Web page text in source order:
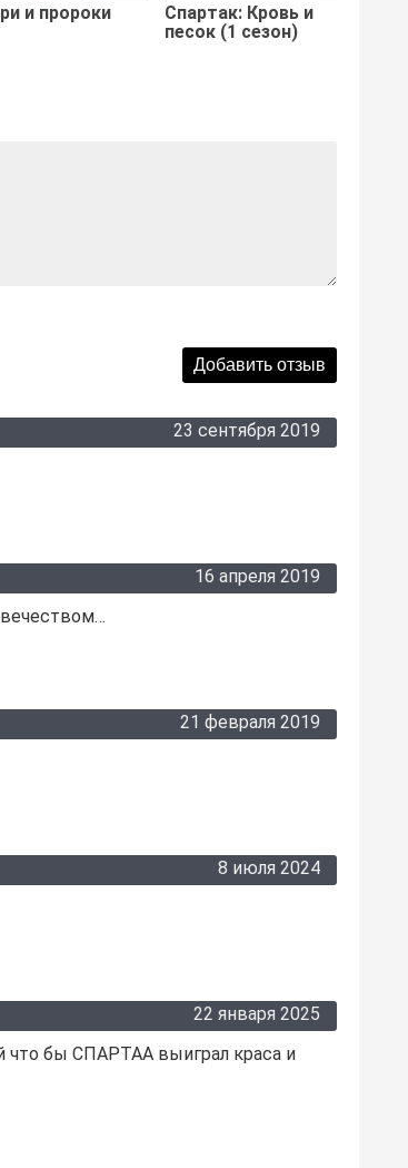
и пророки
Спартак: Кровь и
песок (1 сезон)
23 сентября 2019
16 апреля 2019
21 февраля 2019
8 июля 2024
22 января 2025
что бы СПАРТАА выиграл краса и